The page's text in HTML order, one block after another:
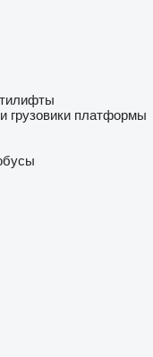
грузовики платформы